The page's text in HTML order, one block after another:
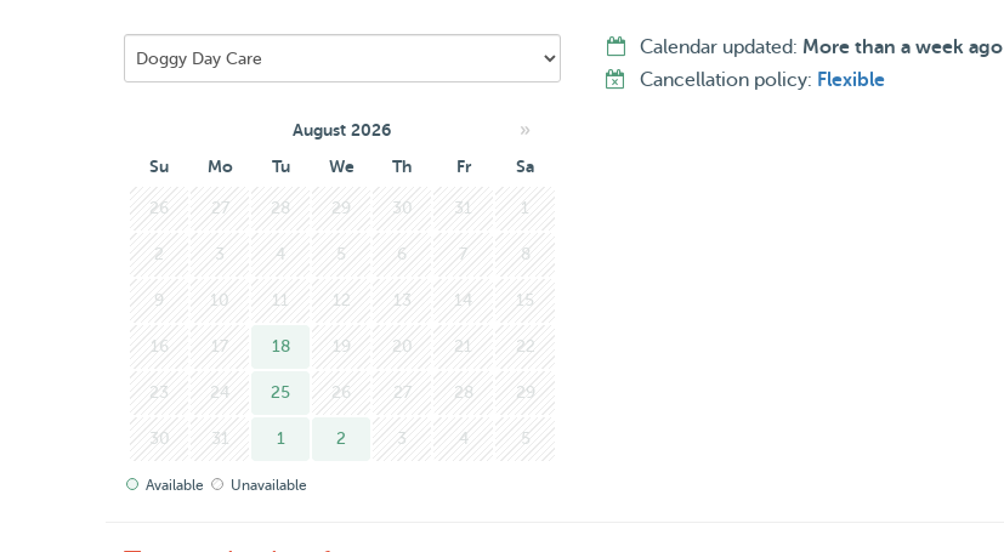
August 2026 »
Su Mo Tu We Th Fr Sa
26 27 28 29 30 31 1
2 3 4 5 6 7 8
9 10 11 12 13 14 15
16 17 18 19 20 21 22
23 24 25 26 27 28 29
30 31 1 2 3 4 5
Available Unavailable
Calendar updated: More than a week ago
Cancellation policy: Flexible